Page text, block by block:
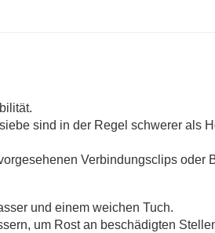
sind in der Regel schwerer als
Verbindungsclips oder
und einem weichen Tuch.
um Rost an beschädigten